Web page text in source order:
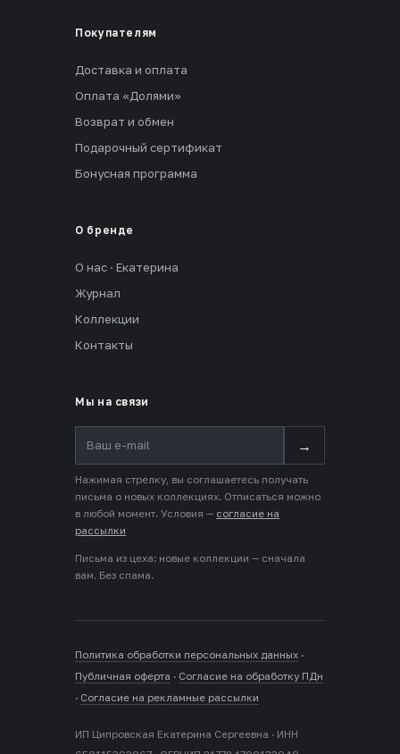
Покупателям
Доставка и оплата
Оплата «Долями»
Возврат и обмен
Подарочный сертификат
Бонусная программа
О бренде
О нас · Екатерина
Журнал
Коллекции
Контакты
Мы на связи
→
Нажимая стрелку, вы соглашаетесь получать
письма о новых коллекциях. Отписаться можно
в любой момент. Условия — согласие на
рассылки
Письма из цеха: новые коллекции — сначала
вам. Без спама.
Политика обработки персональных данных ·
Публичная оферта · Согласие на обработку ПДн
· Согласие на рекламные рассылки
ИП Ципровская Екатерина Сергеевна · ИНН